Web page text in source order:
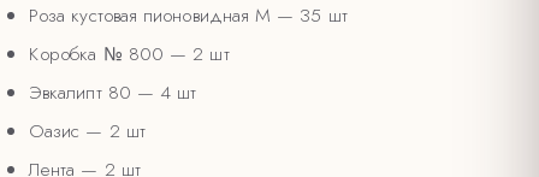
Роза кустовая пионовидная М — 35 шт
Коробка № 800 — 2 шт
Эвкалипт 80 — 4 шт
Оазис — 2 шт
Лента — 2 шт